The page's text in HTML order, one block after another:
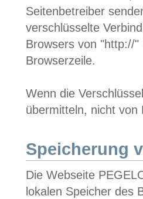
Seitenbetreiber
verschlüsselte
Browsers von "http://
Browserzeile.
Wenn die
übermitteln, nicht von
Speicherung
Die Webseite
lokalen Speicher des